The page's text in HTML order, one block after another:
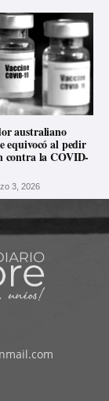
australiano
equivocó al pedir
contra la COVID-
3, 2026